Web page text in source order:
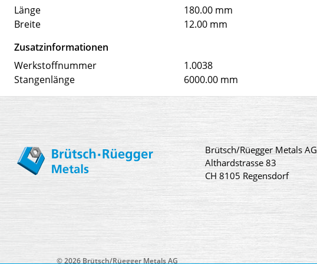
Länge
180.00 mm
Breite
12.00 mm
Zusatzinformationen
Werkstoffnummer
1.0038
Stangenlänge
6000.00 mm
Brütsch/Rüegger Metals AG
Althardstrasse 83
CH 8105 Regensdorf
© 2026 Brütsch/Rüegger Metals AG